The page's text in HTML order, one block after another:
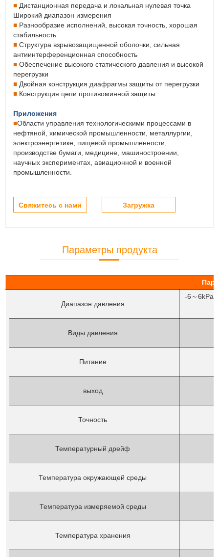
■ Дистанционная передача и локальная нулевая точка
Широкий диапазон измерения
■ Разнообразие исполнений, высокая точность, хорошая
стабильность
■ Структура взрывозащищенной оболочки, сильная
антиинтерференционная способность
■ Обеспечение высокого статического давления и высокой
перегрузки
■ Двойная конструкция диафрагмы защиты от перегрузки
■ Конструкция цепи противоминной защиты
Приложения
■Области управления технологическими процессами в
нефтяной, химической промышленности, металлургии,
электроэнергетике, пищевой промышленности,
производстве бумаги, медицине, машиностроении,
научных экспериментах, авиационной и военной
промышленности.
Свяжитесь с нами Загружка
Параметры продукта
Диапазон давления
-6 ～6kPa
Виды давления
Питание
выход
Точность
Температурный дрейф
Температура окружающей среды
Температура измеряемой среды
Температура хранения